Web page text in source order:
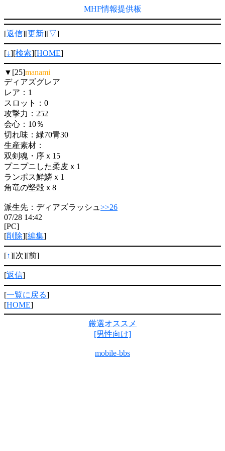
MHF情報提供板
[返信][更新][▽]
[↓][検索][HOME]
▼[25]manami
ディアズグレア
レア：1
スロット：0
攻撃力：252
会心：10％
切れ味：緑70青30
生産素材：
双剣魂・序ｘ15
プニプニした柔皮ｘ1
ランポス鮮鱗ｘ1
角竜の堅殻ｘ8
派生先：ディアズラッシュ >>26
07/28 14:42
[PC]
[削除][編集]
[↑][次][前]
[返信]
[一覧に戻る]
[HOME]
厳選オススメ
[男性向け]
mobile-bbs